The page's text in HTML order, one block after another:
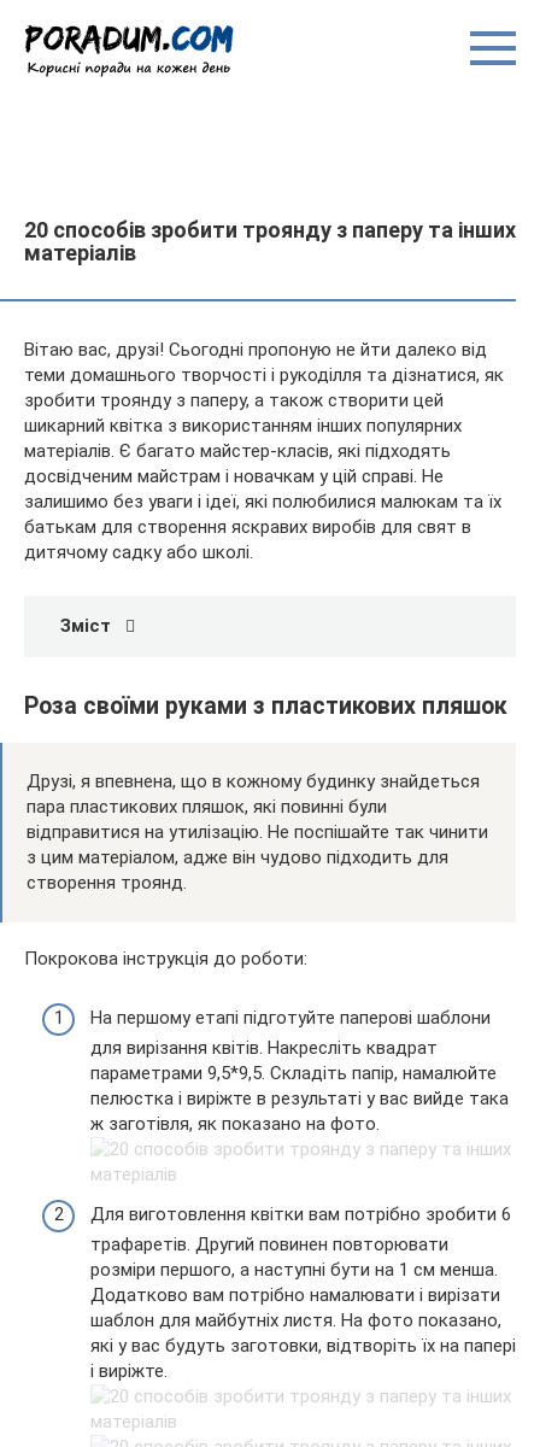
вмісту
20 способів зробити троянду з паперу та інших
матеріалів
Вітаю вас, друзі! Сьогодні пропоную не йти далеко від
теми домашнього творчості і рукоділля та дізнатися, як
зробити троянду з паперу, а також створити цей
шикарний квітка з використанням інших популярних
матеріалів. Є багато майстер-класів, які підходять
досвідченим майстрам і новачкам у цій справі. Не
залишимо без уваги і ідеї, які полюбилися малюкам та їх
батькам для створення яскравих виробів для свят в
дитячому садку або школі.
Зміст
Роза своїми руками з пластикових пляшок
Друзі, я впевнена, що в кожному будинку знайдеться
пара пластикових пляшок, які повинні були
відправитися на утилізацію. Не поспішайте так чинити
з цим матеріалом, адже він чудово підходить для
створення троянд.
Покрокова інструкція до роботи:
На першому етапі підготуйте паперові шаблони
для вирізання квітів. Накресліть квадрат
параметрами 9,5*9,5. Складіть папір, намалюйте
пелюстка і виріжте в результаті у вас вийде така
ж заготівля, як показано на фото.
Для виготовлення квітки вам потрібно зробити 6
трафаретів. Другий повинен повторювати
розміри першого, а наступні бути на 1 см менша.
Додатково вам потрібно намалювати і вирізати
шаблон для майбутніх листя. На фото показано,
які у вас будуть заготовки, відтворіть їх на папері
і виріжте.